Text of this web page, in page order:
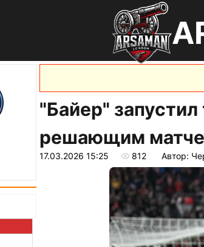
"Байер"
решающим
17.03.2026 15:25 812 Автор: